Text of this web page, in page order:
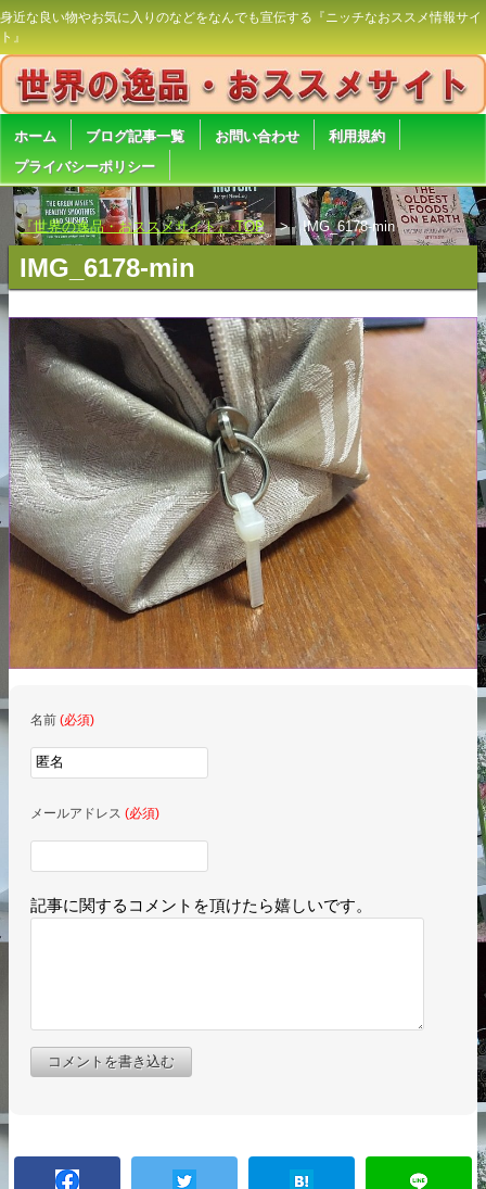
身近な良い物やお気に入りのなどをなんでも宣伝する『ニッチなおススメ情報サイ
ト』
ホーム ブログ記事一覧 お問い合わせ
利用規約
プライバシーポリシー
『世界の逸品・おススメサイト』 TOP IMG_6178-min
IMG_6178-min
名前 (必須)
メールアドレス (必須)
記事に関するコメントを頂けたら嬉しいです。
コメントを書き込む